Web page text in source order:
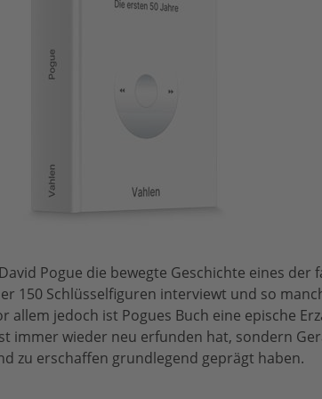
Pogue die bewegte Geschichte eines der
150 Schlüsselfiguren interviewt und so
allem jedoch ist Pogues Buch eine epische
immer wieder neu erfunden hat, sondern
zu erschaffen grundlegend geprägt haben.